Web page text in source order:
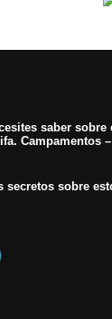
saber
Campamentos
sobre